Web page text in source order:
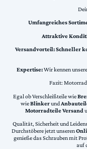
Umfangreiches
Attraktive
Versandvorteil:Schneller
Expertise:Wir kennen unsere
Fazit:
Egal ob Verschleißteile wie
wieBlinkerund
Motorradteile Versand
Qualität, Sicherheit und
Durchstöbere jetzt unseren
genieße das Schrauben mit
auf